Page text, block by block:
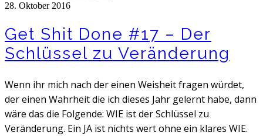
28. Oktober 2016
Get Shit Done #17 – Der
Schlüssel zu Veränderung
Wenn ihr mich nach der einen Weisheit fragen würdet,
der einen Wahrheit die ich dieses Jahr gelernt habe, dann
wäre das die Folgende: WIE ist der Schlüssel zu
Veränderung. Ein JA ist nichts wert ohne ein klares WIE.